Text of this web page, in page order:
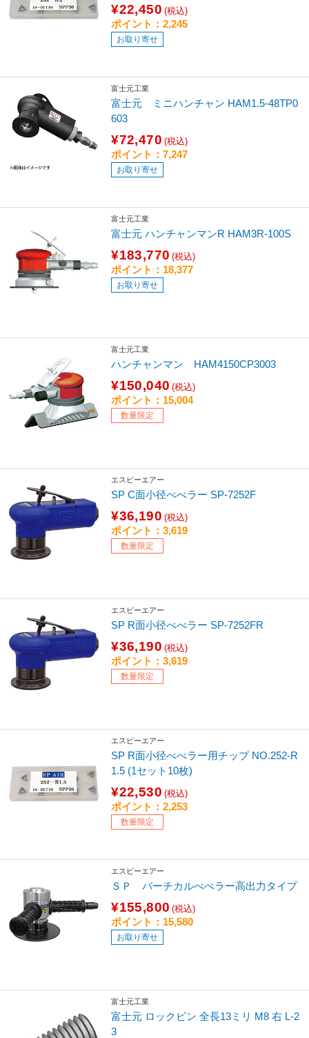
¥22,450 (税込)
ポイント：2,245
お取り寄せ
富士元工業
富士元 ミニハンチャン HAM1.5-48TP0
603
¥72,470 (税込)
ポイント：7,247
お取り寄せ
富士元工業
富士元 ハンチャンマンR HAM3R-100S
¥183,770 (税込)
ポイント：18,377
お取り寄せ
富士元工業
ハンチャンマン HAM4150CP3003
¥150,040 (税込)
ポイント：15,004
数量限定
エスピーエアー
SP C面小径べべラー SP-7252F
¥36,190 (税込)
ポイント：3,619
数量限定
エスピーエアー
SP R面小径べべラー SP-7252FR
¥36,190 (税込)
ポイント：3,619
数量限定
エスピーエアー
SP R面小径べべラー用チップ NO.252-R
1.5 (1セット10枚)
¥22,530 (税込)
ポイント：2,253
数量限定
エスピーエアー
ＳＰ バーチカルべべラー高出力タイプ
¥155,800 (税込)
ポイント：15,580
お取り寄せ
富士元工業
富士元 ロックピン 全長13ミリ M8 右 L-2
3